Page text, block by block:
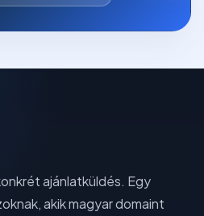
ajánlatküldés. Egy
akik magyar domaint